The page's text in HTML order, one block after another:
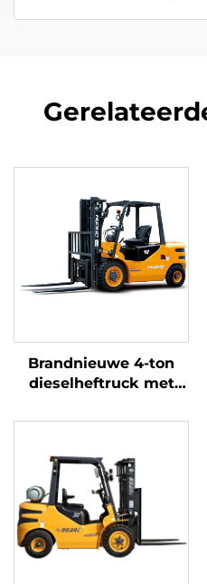
Brandnieuwe 4-ton
dieselheftruck met
Japanse ISUZU-motor